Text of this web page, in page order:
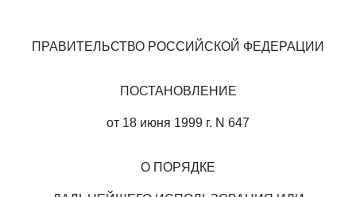
ПРАВИТЕЛЬСТВО РОССИЙСКОЙ ФЕДЕРАЦИИ
ПОСТАНОВЛЕНИЕ
от 18 июня 1999 г. N 647
О ПОРЯДКЕ